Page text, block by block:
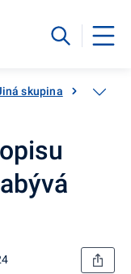
skupina